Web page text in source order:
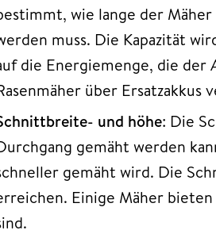
wie lange der
muss. Die Kapazität
die Energiemenge, die der
über Ersatzakkus
und höhe: Die
gemäht werden
gemäht wird. Die
Einige Mäher